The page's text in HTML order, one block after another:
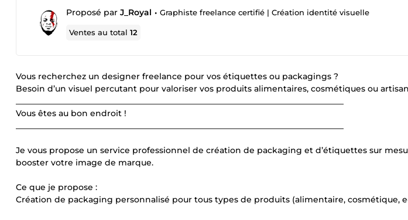
Proposé par J_Royal • Graphiste freelance certifié | Création identité visuelle
Ventes au total12
Vous recherchez un designer freelance pour vos étiquettes ou packagings ?
Besoin d’un visuel percutant pour valoriser vos produits alimentaires, cosmétiques ou
Vous êtes au bon endroit !
Je vous propose un service professionnel de création de packaging et d’étiquettes sur
booster votre image de marque.
Ce que je propose :
Création de packaging personnalisé pour tous types de produits (alimentaire, cosmétique,